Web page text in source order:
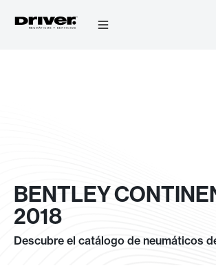
BENTLEY
2018
Descubre el catálogo de neumáticos